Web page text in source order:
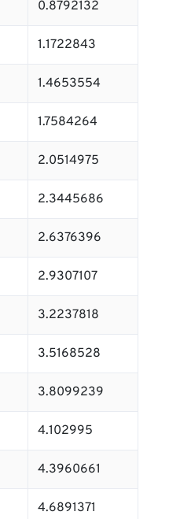
0.8792132
1.1722843
1.4653554
1.7584264
2.0514975
2.3445686
2.6376396
2.9307107
3.2237818
3.5168528
3.8099239
4.102995
4.3960661
4.6891371